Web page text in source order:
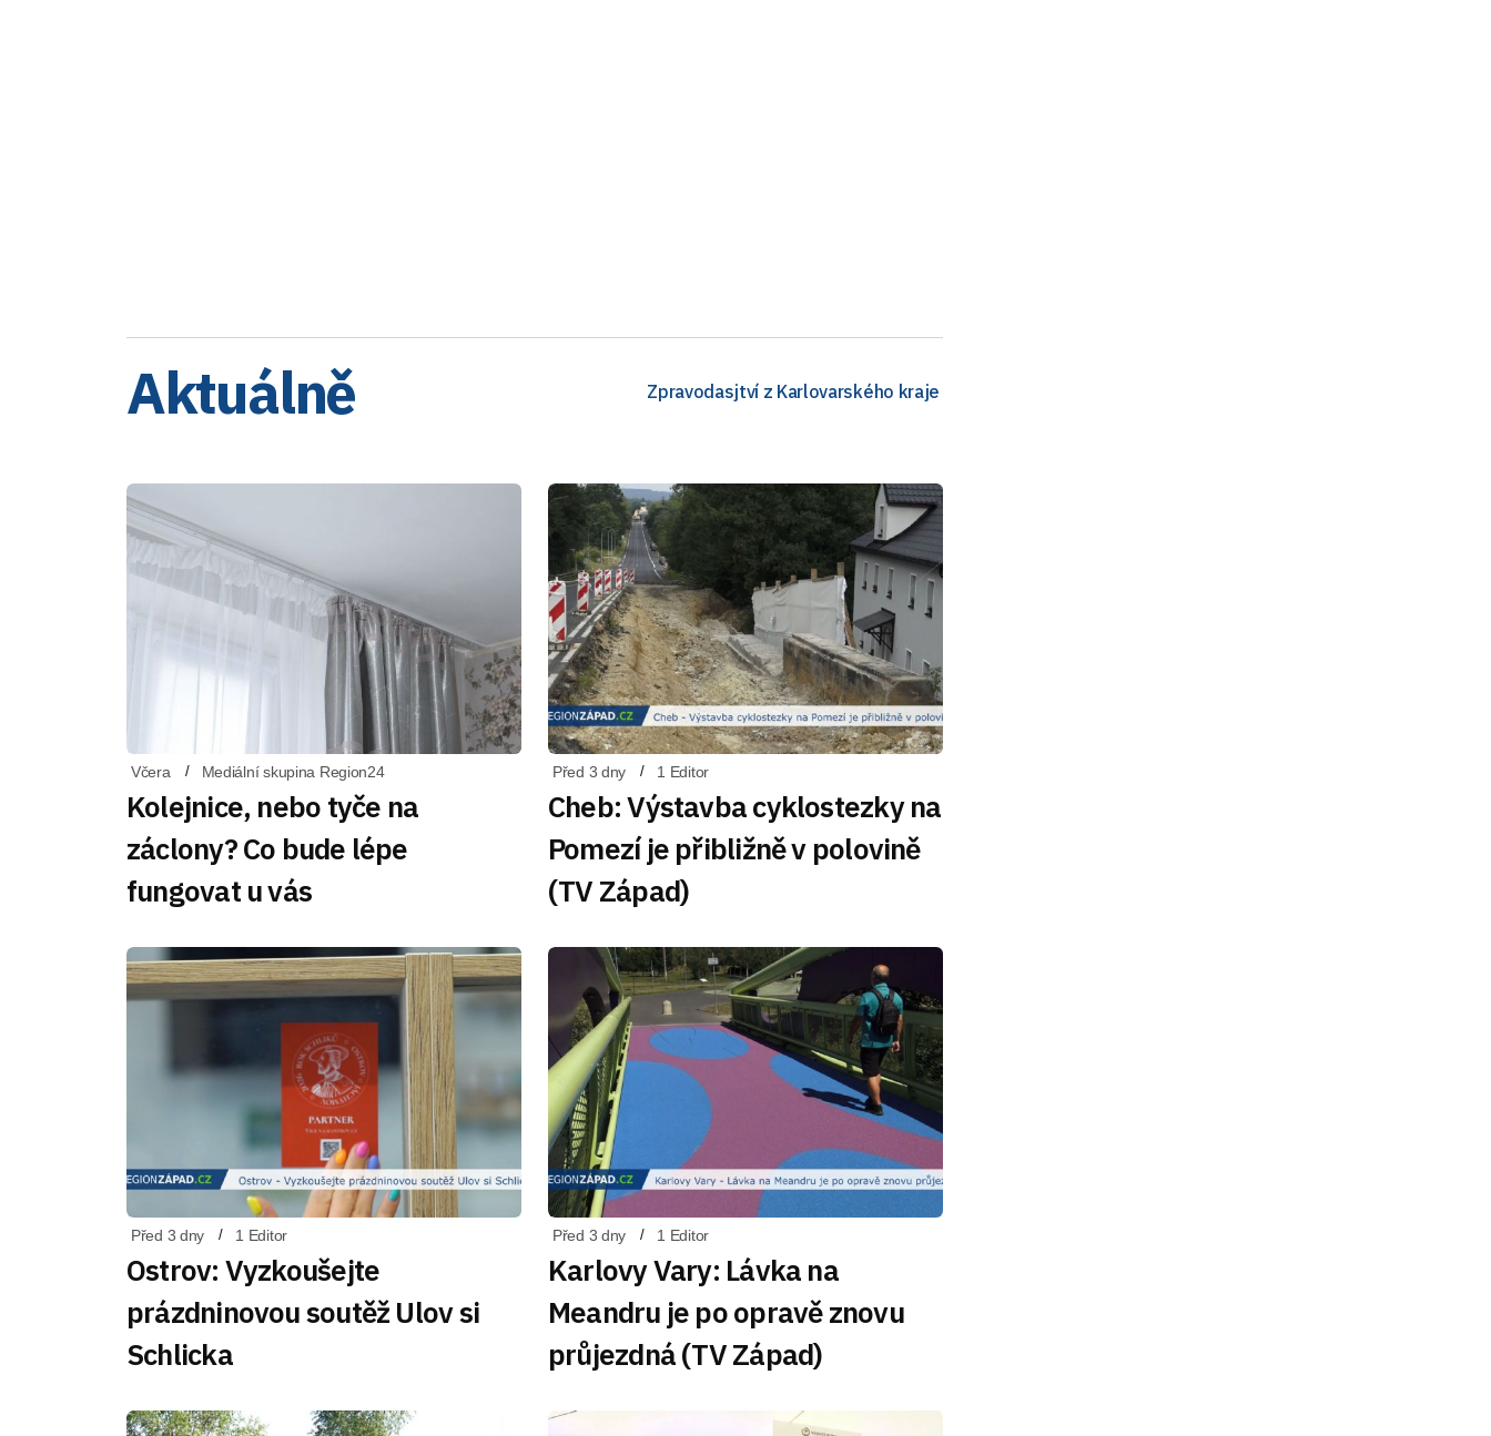
Aktuálně Zpravodasjtví z Karlovarského kraje
Včera Mediální skupina Region24
Kolejnice, nebo tyče na
záclony? Co bude lépe
fungovat u vás
Před 3 dny 1 Editor
Cheb: Výstavba cyklostezky na
Pomezí je přibližně v polovině
(TV Západ)
Před 3 dny 1 Editor
Ostrov: Vyzkoušejte
prázdninovou soutěž Ulov si
Schlicka
Před 3 dny 1 Editor
Karlovy Vary: Lávka na
Meandru je po opravě znovu
průjezdná (TV Západ)